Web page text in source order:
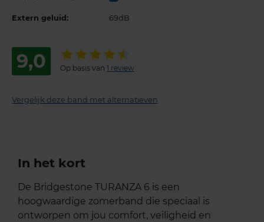
Extern geluid: 69dB
9,0 Op basis van 1 review
Vergelijk deze band met alternatieven
In het kort
De Bridgestone TURANZA 6 is een
hoogwaardige zomerband die speciaal is
ontworpen om jou comfort, veiligheid en